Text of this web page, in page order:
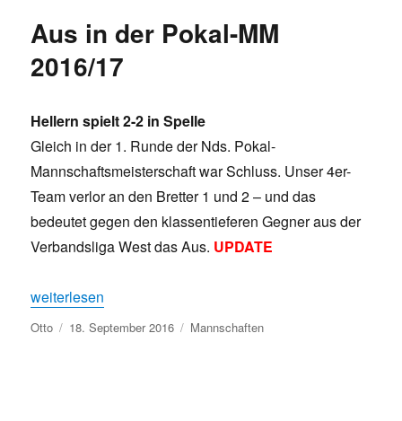
Aus in der Pokal-MM
2016/17
Hellern spielt 2-2 in Spelle
Gleich in der 1. Runde der Nds. Pokal-
Mannschaftsmeisterschaft war Schluss. Unser 4er-
Team verlor an den Bretter 1 und 2 – und das
bedeutet gegen den klassentieferen Gegner aus der
Verbandsliga West das Aus. UPDATE
„Aus in der Pokal-MM 2016/17“
weiterlesen
Autor
Otto Veröffentlicht
am
18. September 2016 Kategorien
Mannschaften